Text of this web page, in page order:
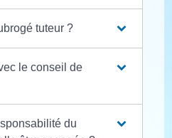
tuteur ?
le conseil de
du